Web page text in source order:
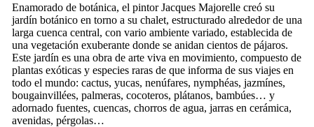
Enamorado de botánica, el pintor Jacques Majorelle creó su
jardín botánico en torno a su chalet, estructurado alrededor de una
larga cuenca central, con vario ambiente variado, establecida de
una vegetación exuberante donde se anidan cientos de pájaros.
Este jardín es una obra de arte viva en movimiento, compuesto de
plantas exóticas y especies raras de que informa de sus viajes en
todo el mundo: cactus, yucas, nenúfares, nymphéas, jazmínes,
bougainvillées, palmeras, cocoteros, plátanos, bambúes… y
adornado fuentes, cuencas, chorros de agua, jarras en cerámica,
avenidas, pérgolas…